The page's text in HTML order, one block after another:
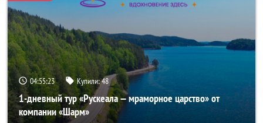
04:55:22 Купили:48
1-дневный тур «Рускеала — мраморное царство» от
компании «Шарм»